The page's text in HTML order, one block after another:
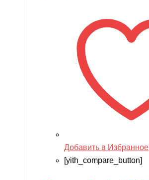
Добавить в Избранное
[yith_compare_button]